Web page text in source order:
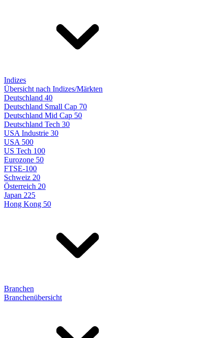
Indizes
Übersicht nach Indizes/Märkten
Deutschland 40
Deutschland Small Cap 70
Deutschland Mid Cap 50
Deutschland Tech 30
USA Industrie 30
USA 500
US Tech 100
Eurozone 50
FTSE-100
Schweiz 20
Österreich 20
Japan 225
Hong Kong 50
Branchen
Branchenübersicht